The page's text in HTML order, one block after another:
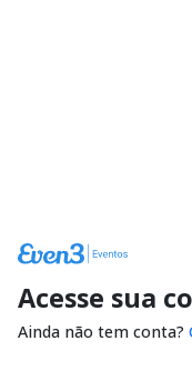
Acesse sua
Ainda não tem conta?